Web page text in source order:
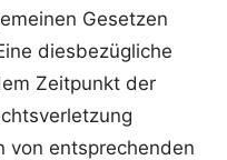
Gesetzen
diesbezügliche
Zeitpunkt der
von entsprechenden